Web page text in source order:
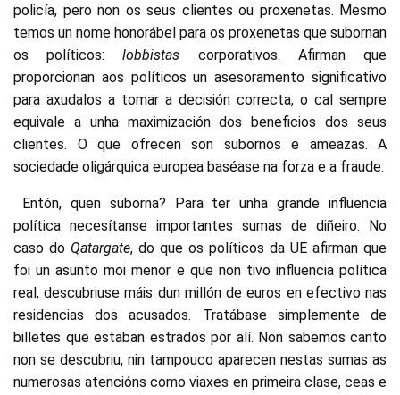
policía, pero non os seus clientes ou proxenetas. Mesmo
temos un nome honorábel para os proxenetas que subornan
os políticos:lobbistas corporativos. Afirman que
proporcionan aos políticos un asesoramento significativo
para axudalos a tomar a decisión correcta, o cal sempre
equivale a unha maximización dos beneficios dos seus
clientes. O que ofrecen son subornos e ameazas. A
sociedade oligárquica europea baséase na forza e a fraude.
Entón, quen suborna? Para ter unha grande influencia
política necesítanse importantes sumas de diñeiro. No
caso do Qatargate, do que os políticos da UE afirman que
foi un asunto moi menor e que non tivo influencia política
real, descubriuse máis dun millón de euros en efectivo nas
residencias dos acusados. Tratábase simplemente de
billetes que estaban estrados por alí. Non sabemos canto
non se descubriu, nin tampouco aparecen nestas sumas as
numerosas atencións como viaxes en primeira clase, ceas e